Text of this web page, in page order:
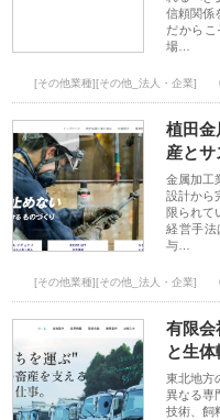
信頼関係
だから
場…
[その他業種][その他_法人・企業]
植田金
産と
金属加工
設計から
限られて
経営手法
与…
[その他業種][その他_法人・企業]
有限会
と生体
東北地方
異なる専
技術、飼